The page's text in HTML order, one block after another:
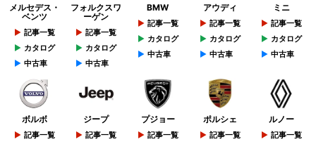
メルセデス・
ベンツ
記事一覧
カタログ
中古車
フォルクスワ
ーゲン
記事一覧
カタログ
中古車
BMW
記事一覧
カタログ
中古車
アウディ
記事一覧
カタログ
中古車
ミニ
記事一覧
カタログ
中古車
ボルボ
記事一覧
ジープ
記事一覧
プジョー
記事一覧
ポルシェ
記事一覧
ルノー
記事一覧